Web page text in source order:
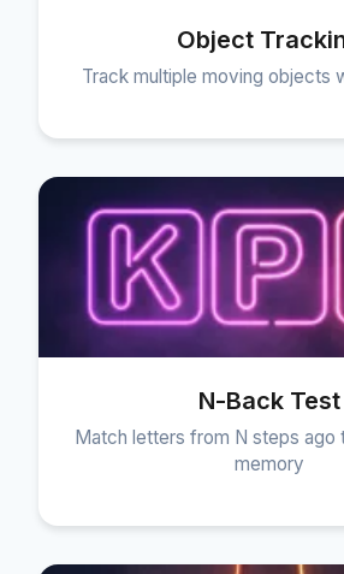
Object
Track multiple moving objects
N-Back Test
Match letters from N steps ago
memory